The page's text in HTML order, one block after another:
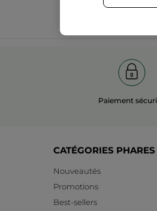
Paiement
CATÉGORIES PHARES
Nouveautés
Promotions
Best-sellers